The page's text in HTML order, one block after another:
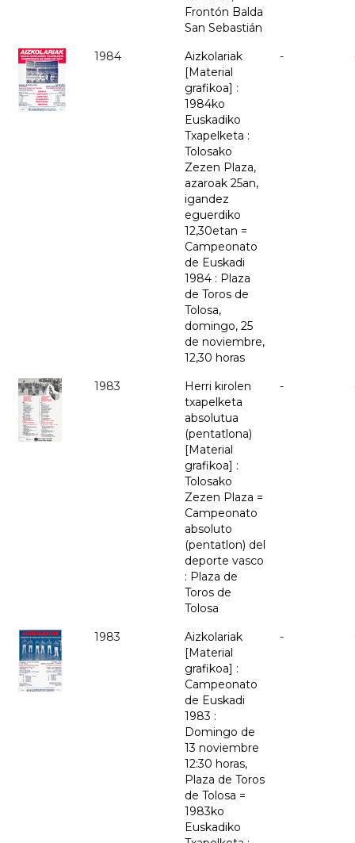
Frontón Balda
San Sebastián
1984
Aizkolariak
[Material
grafikoa] :
1984ko
Euskadiko
Txapelketa :
Tolosako
Zezen Plaza,
azaroak 25an,
igandez
eguerdiko
12,30etan =
Campeonato
de Euskadi
1984 : Plaza
de Toros de
Tolosa,
domingo, 25
de noviembre,
12,30 horas
-
1983
Herri kirolen
txapelketa
absolutua
(pentatlona)
[Material
grafikoa] :
Tolosako
Zezen Plaza =
Campeonato
absoluto
(pentatlon) del
deporte vasco
: Plaza de
Toros de
Tolosa
-
1983
Aizkolariak
[Material
grafikoa] :
Campeonato
de Euskadi
1983 :
Domingo de
13 noviembre
12:30 horas,
Plaza de Toros
de Tolosa =
1983ko
Euskadiko
-